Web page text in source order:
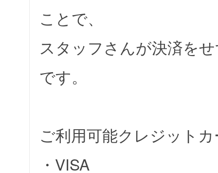
ことで、
スタッフさんが決済を
です。
ご利用可能クレジット
・VISA